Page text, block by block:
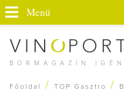
BORMAGAZIN
Menü
Főoldal / TOP Gasztro /